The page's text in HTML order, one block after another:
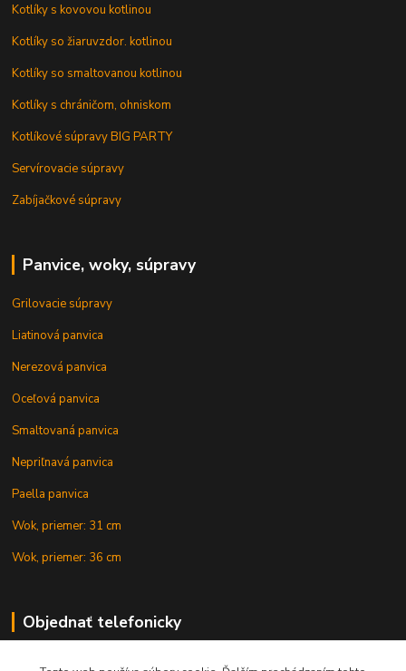
Kotlíky s kovovou kotlinou
Kotlíky so žiaruvzdor. kotlinou
Kotlíky so smaltovanou kotlinou
Kotlíky s chráničom, ohniskom
Kotlíkové súpravy BIG PARTY
Servírovacie súpravy
Zabíjačkové súpravy
Panvice, woky, súpravy
Grilovacie súpravy
Liatinová panvica
Nerezová panvica
Oceľová panvica
Smaltovaná panvica
Nepriľnavá panvica
Paella panvica
Wok, priemer: 31 cm
Wok, priemer: 36 cm
Objednať telefonicky